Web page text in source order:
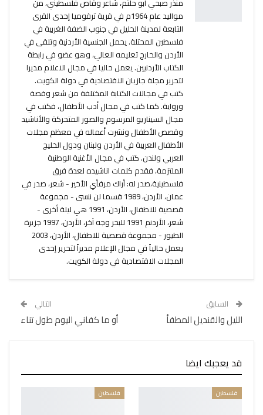
مواليد عام 1964م في قرية ترقوميا إحدى القرى
التابعة لمدينة الخليل في جنوب الضفة الغربية في
فلسطين المحتلة. يحمل الجنسية الأردنية وتلقى في
الأردن والخارج تعليمه العالي، وهو عضو في رابطة
الكتاب الأردنيين. يعمل حاليا في مجال الاعلام مديرا
لتحرير مجلة جازيان الاقتصادية في دولة الكويت.
كتب في مجالات الكتابة المختلفة من شعر وقصة
ورواية. كما كتب في مجال أدب الأطفال، فكتب في
مجال السيناريو المرسوم والصور المتحركة والأناشيد
وقصص الأطفال ونشرت أعماله في معظم مجلات
الأطفال العربية في الأردن ولبنان ودول الخليج
العربي ولندن. كتب في مجال الأغنية الوطنية
الملتزمة، فقدم كلمات اناشيده لعدة فرق
فلسطينية،صدر له: أراك مرفأي الأخير - شعر، صدر في
عمان، الأردن، 1989 قسما لن ننسى - مجموعة
قصصية للاطفال، الأردن، 1991 هي ليلة أخرى -
شعر، الأردنم 1991 للبحر وجه آخر، الأردن، 1997 جزيرة
الطيور - مجموعة قصصية للاطفال، الأردن، 2003
يعمل حالياً في مجال الإعلام مديراً لتحرير إحدى
المجلات الاقتصادية في دولة الكويت.
السابق
الليل والقنديل المطفأ
التالي
أو ما كفاني اليوم طول تناء
قد يعجبك ايضا
فلسطين فلسطين